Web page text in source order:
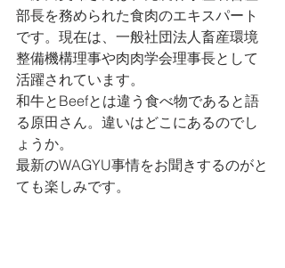
部長を務められた食肉のエキスパート
です。現在は、一般社団法人畜産環境
整備機構理事や肉肉学会理事長として
活躍されています。
和牛とBeefとは違う食べ物であると語
る原田さん。違いはどこにあるのでし
ょうか。
最新のWAGYU事情をお聞きするのがと
ても楽しみです。